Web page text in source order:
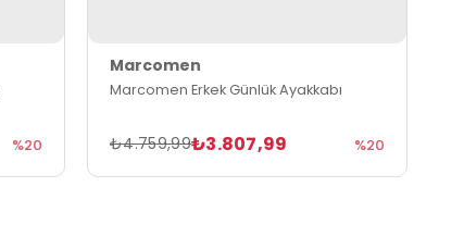
%20
Marcomen
Marcomen Erkek Günlük Ayakkabı
₺3.807,99
₺4.759,99 %20